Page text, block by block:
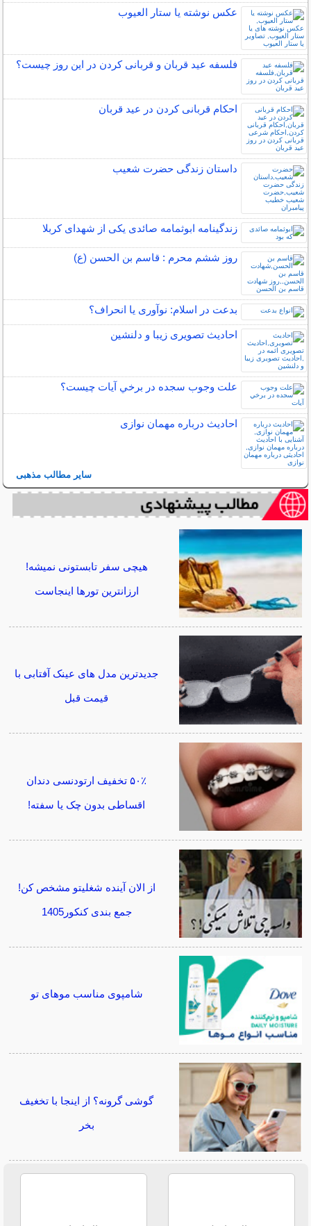
عکس نوشته یا ستار العیوب
فلسفه عید قربان و قربانی کردن در این روز چیست؟
احکام قربانی کردن در عید قربان
داستان زندگی حضرت شعیب
زندگینامه ابوثمامه صائدی یکی از شهدای کربلا
روز ششم محرم : قاسم بن الحسن (ع)
بدعت در اسلام: نوآوری یا انحراف؟
احادیث تصویری زیبا و دلنشین
علت وجوب سجده در برخي آيات چيست؟
احادیث درباره مهمان نوازی
سایر مطالب مذهبی
هیچی سفر تابستونی نمیشه!
ارزانترین تورها اینجاست
جدیدترین مدل های عینک آفتابی با
قیمت قبل
۵۰٪ تخفیف ارتودنسی دندان
اقساطی بدون چک یا سفته!
از الان آینده شغلیتو مشخص کن!
جمع بندی کنکور1405
شامپوی مناسب موهای تو
گوشی گرونه؟ از اینجا با تخغیف
بخر